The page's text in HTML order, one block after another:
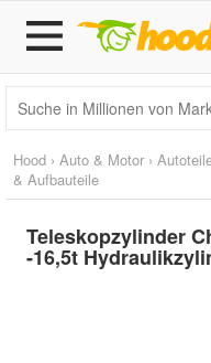
Hood › Auto & Motor ›
& Aufbauteile
Teleskopzylinder
-16,5t